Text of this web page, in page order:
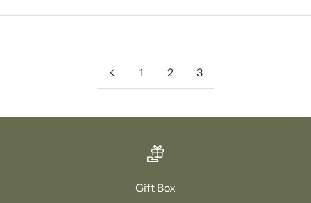
1 2 3
Gift Box